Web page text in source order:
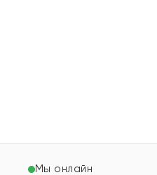
Мы онлайн